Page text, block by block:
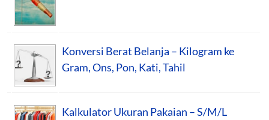
Konversi Berat Belanja – Kilogram ke
Gram, Ons, Pon, Kati, Tahil
Kalkulator Ukuran Pakaian – S/M/L